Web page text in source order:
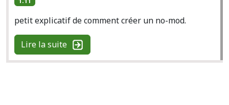
petit explicatif de comment créer un no-mod.
Lire la suite